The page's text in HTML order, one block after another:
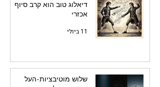
דיאלוג טוב הוא קרב סיוף
אכזרי
11 ביולי
שלוש מוטיבציות-העל